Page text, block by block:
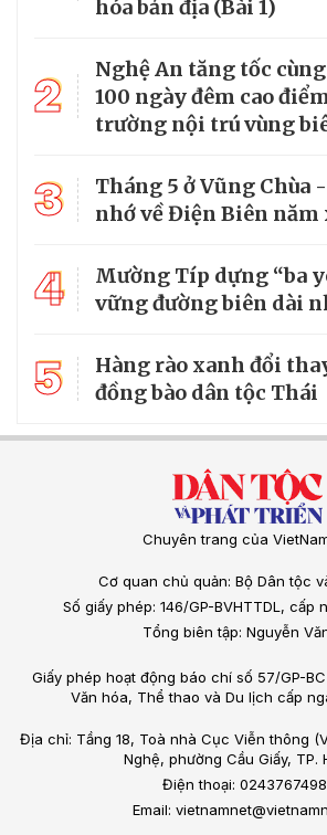
hóa bản địa (Bài 1)
2
Nghệ An tăng tốc
100 ngày đêm cao
trường nội trú vùng
3
Tháng 5 ở Vũng Chùa
nhớ về Điện Biên năm
4
Mường Típ dựng “ba
vững đường biên dài
5
Hàng rào xanh đổi
đồng bào dân tộc Thái
Chuyên trang của
Cơ quan chủ quản: Bộ Dân tộc
Số giấy phép: 146/GP-BVHTTDL, cấp
Tổng biên tập: Nguyễn
Giấy phép hoạt động báo chí số 57/GP-
Văn hóa, Thể thao và Du lịch cấp
Địa chỉ: Tầng 18, Toà nhà Cục Viễn thông
Nghệ, phường Cầu Giấy, TP.
Điện thoại:
Email: